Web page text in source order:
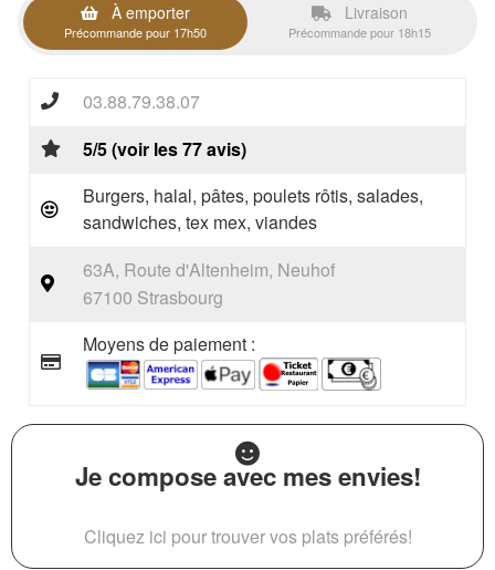
À emporter
Précommande pour 17h50
Livraison
Précommande pour 18h15
03.88.79.38.07
5/5 (voir les 77 avis)
Burgers, halal, pâtes, poulets rôtis, salades,
sandwiches, tex mex, viandes
63A, Route d'Altenheim, Neuhof
67100 Strasbourg
Moyens de paiement :
Je compose avec mes envies!
Cliquez ici pour trouver vos plats préférés!